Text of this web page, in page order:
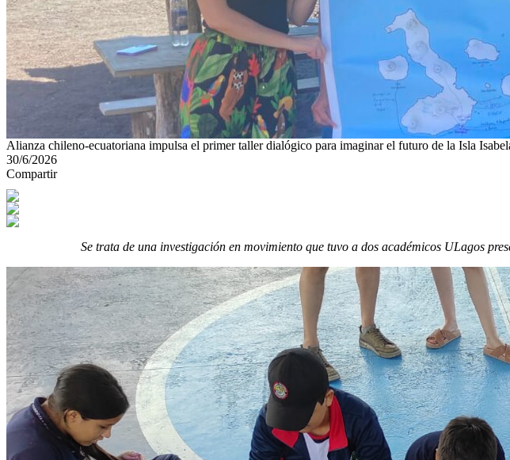
Alianza chileno-ecuatoriana impulsa el primer taller dialógico para imaginar el futuro de la Isla
30/6/2026
Compartir
Se trata de una investigación en movimiento que tuvo a dos académicos ULagos